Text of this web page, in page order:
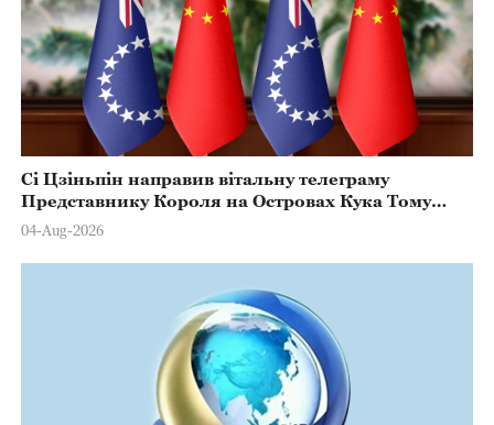
Сі Цзіньпін направив вітальну телеграму
Представнику Короля на Островах Кука Тому
Марстерсу з нагоди Дня Конституції
04-Aug-2026